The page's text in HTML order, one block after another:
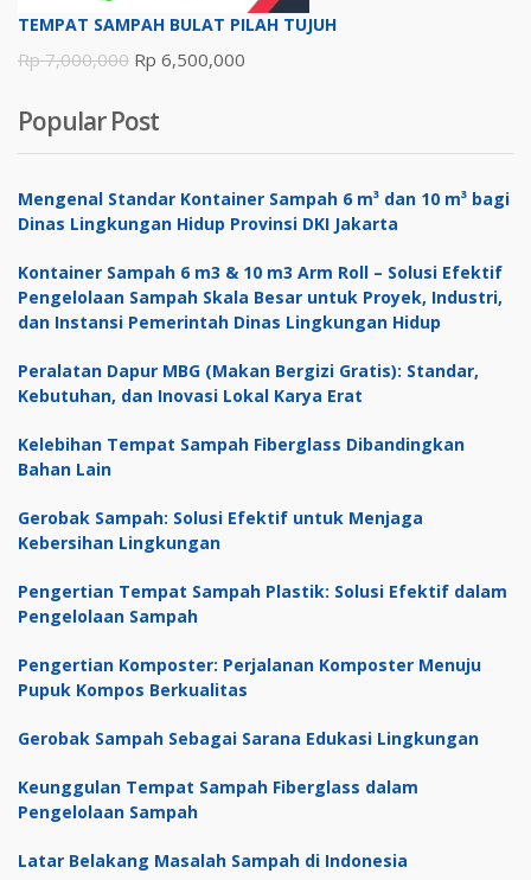
TEMPAT SAMPAH BULAT PILAH TUJUH
Rp7,000,000 Harga
adalah:
Rp 7,000,000.
Rp 6,500,000
adalah:
Rp 6,500,000.
Popular Post
Mengenal Standar Kontainer Sampah 6 m³ dan 10 m³ bagi
Dinas Lingkungan Hidup Provinsi DKI Jakarta
Kontainer Sampah 6 m3 & 10 m3 Arm Roll – Solusi Efektif
Pengelolaan Sampah Skala Besar untuk Proyek, Industri,
dan Instansi Pemerintah Dinas Lingkungan Hidup
Peralatan Dapur MBG (Makan Bergizi Gratis): Standar,
Kebutuhan, dan Inovasi Lokal Karya Erat
Kelebihan Tempat Sampah Fiberglass Dibandingkan
Bahan Lain
Gerobak Sampah: Solusi Efektif untuk Menjaga
Kebersihan Lingkungan
Pengertian Tempat Sampah Plastik: Solusi Efektif dalam
Pengelolaan Sampah
Pengertian Komposter: Perjalanan Komposter Menuju
Pupuk Kompos Berkualitas
Gerobak Sampah Sebagai Sarana Edukasi Lingkungan
Keunggulan Tempat Sampah Fiberglass dalam
Pengelolaan Sampah
Latar Belakang Masalah Sampah di Indonesia